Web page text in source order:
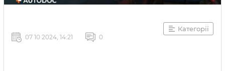
Категорії
07 10 2024, 14:21 0